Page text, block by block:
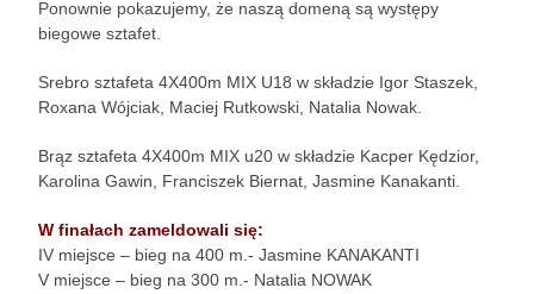
Ponownie pokazujemy, że naszą domeną są występy
biegowe sztafet.
Srebro sztafeta 4X400m MIX U18 w składzie Igor Staszek,
Roxana Wójciak, Maciej Rutkowski, Natalia Nowak.
Brąz sztafeta 4X400m MIX u20 w składzie Kacper Kędzior,
Karolina Gawin, Franciszek Biernat, Jasmine Kanakanti.
W finałach zameldowali się:
IV miejsce – bieg na 400 m.- Jasmine KANAKANTI
V miejsce – bieg na 300 m.- Natalia NOWAK